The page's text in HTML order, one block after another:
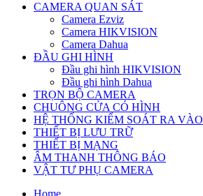
CAMERA QUAN SÁT
Camera Ezviz
Camera HIKVISION
Camera Dahua
ĐẦU GHI HÌNH
Đầu ghi hình HIKVISION
Đầu ghi hình Dahua
TRỌN BỘ CAMERA
CHUÔNG CỬA CÓ HÌNH
HỆ THỐNG KIỂM SOÁT RA VÀO
THIẾT BỊ LƯU TRỮ
THIẾT BỊ MẠNG
ÂM THANH THÔNG BÁO
VẬT TƯ PHỤ CAMERA